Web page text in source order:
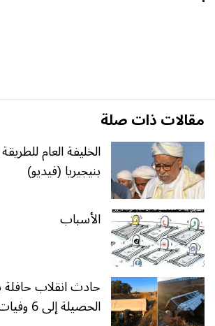
مقالات ذات صلة
الخليفة العام
بنيجيريا (فيديو)
الأسباب
حادث انقلاب حافلة
الحصيلة إلى 6 وفيات و22 جريحا